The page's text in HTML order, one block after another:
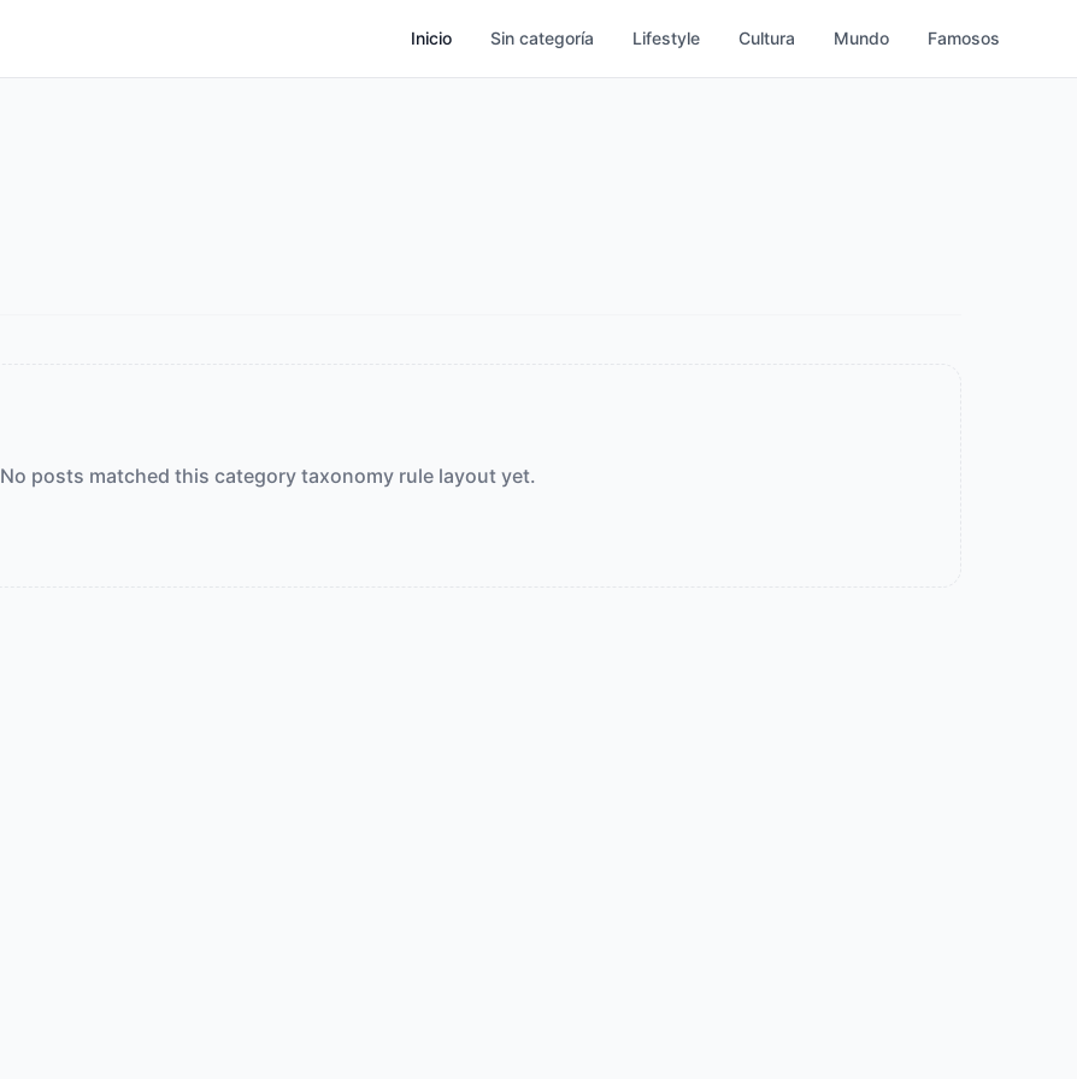
Inicio Sin categoría Lifestyle Cultura Mundo Famosos
No posts matched this category taxonomy rule layout yet.